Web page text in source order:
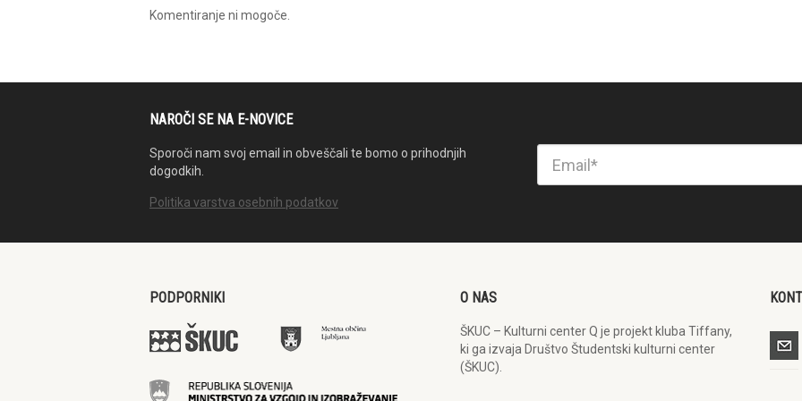
Komentiranje ni mogoče.
NAROČI SE NA E-NOVICE
Sporoči nam svoj email in obveščali te bomo o prihodnjih
dogodkih.
Politika varstva osebnih podatkov
PODPORNIKI O NAS
ŠKUC – Kulturni center Q je projekt kluba Tiffany,
ki ga izvaja Društvo Študentski kulturni center
(ŠKUC).